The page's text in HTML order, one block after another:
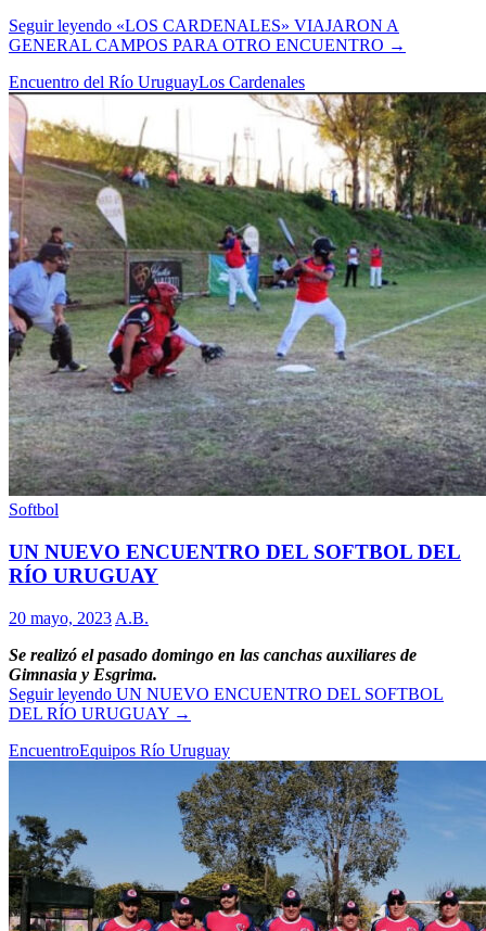
Seguir leyendo «LOS CARDENALES» VIAJARON A
GENERAL CAMPOS PARA OTRO ENCUENTRO →
Encuentro del Río UruguayLos Cardenales
Softbol
UN NUEVO ENCUENTRO DEL SOFTBOL DEL
RÍO URUGUAY
20 mayo, 2023 A.B.
Se realizó el pasado domingo en las canchas auxiliares de
Gimnasia y Esgrima.
Seguir leyendo UN NUEVO ENCUENTRO DEL SOFTBOL
DEL RÍO URUGUAY →
EncuentroEquipos Río Uruguay